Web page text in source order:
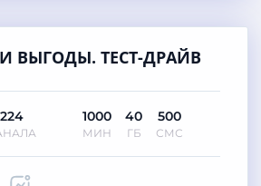
ВЫГОДЫ. ТЕСТ-ДРАЙВ
224 1000
МИН
40
ГБ
500
СМС